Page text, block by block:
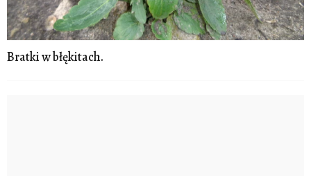
Bratki w błękitach.